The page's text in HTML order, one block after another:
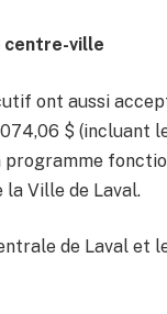
ville
ont aussi
$ (incluant
Ville de Laval.
de Laval et